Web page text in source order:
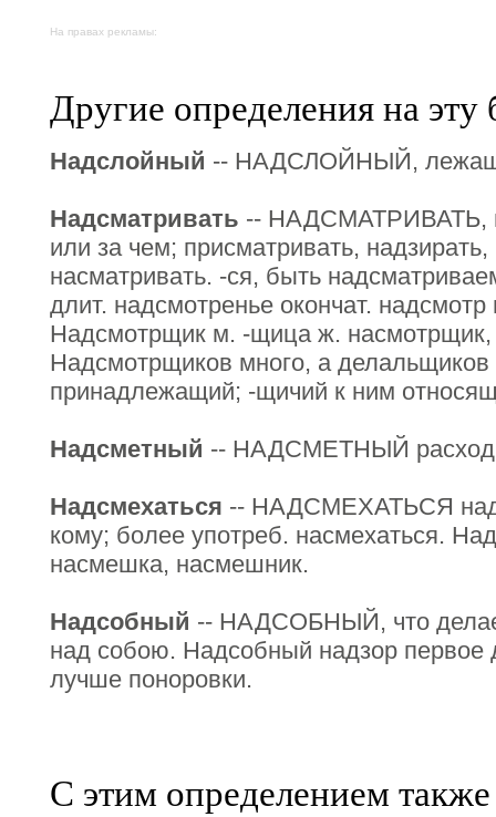
На правах рекламы:
Другие определения на эту
Надслойный -- НАДСЛОЙНЫЙ,
Надсматривать -- НАДСМАТРИВАТЬ,
или за чем; присматривать,
насматривать. -ся, быть
длит. надсмотренье окончат. надсмотр
Надсмотрщик м. -щица ж. насмотрщик,
Надсмотрщиков много, а
принадлежащий; -щичий к ним
Надсметный -- НАДСМЕТНЫЙ расход,
Надсмехаться -- НАДСМЕХАТЬСЯ над
кому; более употреб. насмехаться.
насмешка, насмешник.
Надсобный -- НАДСОБНЫЙ, что
над собою. Надсобный надзор первое
лучше поноровки.
С этим определением